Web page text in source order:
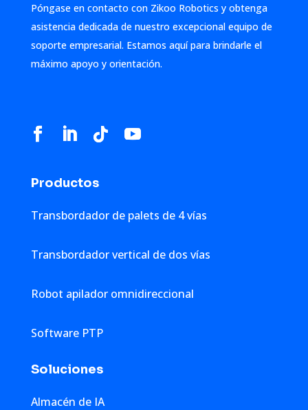
Póngase en contacto con Zikoo Robotics y obtenga
asistencia dedicada de nuestro excepcional equipo de
soporte empresarial. Estamos aquí para brindarle el
máximo apoyo y orientación.
Productos
Transbordador de palets de 4 vías
Transbordador vertical de dos vías
Robot apilador omnidireccional
Software PTP
Soluciones
Almacén de IA